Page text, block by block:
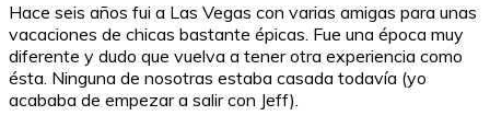
Hace seis años fui a Las Vegas con varias amigas para unas
vacaciones de chicas bastante épicas. Fue una época muy
diferente y dudo que vuelva a tener otra experiencia como
ésta. Ninguna de nosotras estaba casada todavía (yo
acababa de empezar a salir con Jeff).